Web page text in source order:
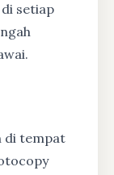
setiap
di tempat